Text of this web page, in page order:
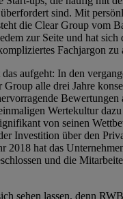
sind. Mit
die Clear Group vom
zur Seite und hat sich
Fachjargon zu
aufgeht: In den
Group alle drei Jahre
Wertekultur
von seinen
Investition über den
2018 hat das
und die
sehen lassen, denn